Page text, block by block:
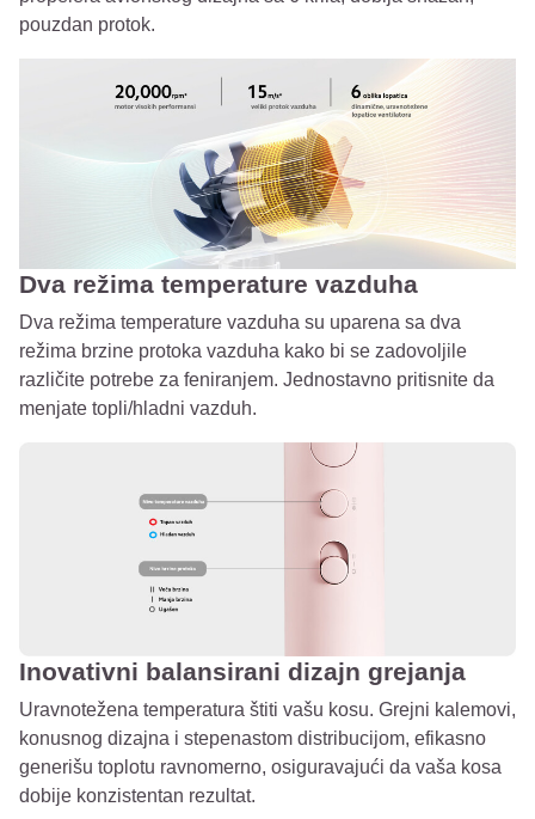
pouzdan protok.
Dva režima temperature vazduha
Dva režima temperature vazduha su uparena sa dva
režima brzine protoka vazduha kako bi se zadovoljile
različite potrebe za feniranjem. Jednostavno pritisnite da
menjate topli/hladni vazduh.
Inovativni balansirani dizajn grejanja
Uravnotežena temperatura štiti vašu kosu. Grejni kalemovi,
konusnog dizajna i stepenastom distribucijom, efikasno
generišu toplotu ravnomerno, osiguravajući da vaša kosa
dobije konzistentan rezultat.